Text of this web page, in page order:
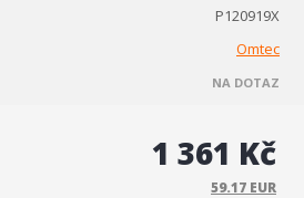
P120919X
Omtec
NA DOTAZ
1 361 Kč
59.17 EUR